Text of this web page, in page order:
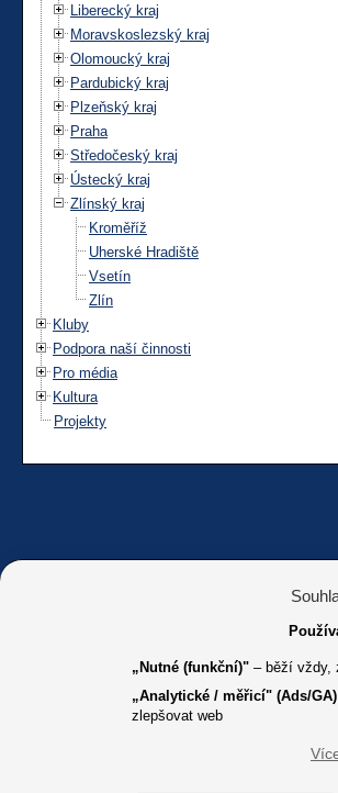
Liberecký kraj
Moravskoslezský kraj
Olomoucký kraj
Pardubický kraj
Plzeňský kraj
Praha
Středočeský kraj
Ústecký kraj
Zlínský kraj
Kroměříž
Uherské Hradiště
Vsetín
Zlín
Kluby
Podpora naší činnosti
Pro média
Kultura
Projekty
„Nutné (funkční)" – běží vždy,
„Analytické / měřicí" (Ads/GA)
zlepšovat web